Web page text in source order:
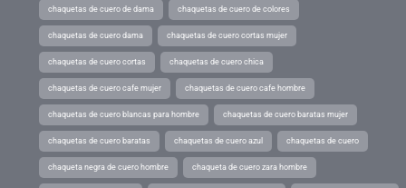
chaquetas de cuero de dama chaquetas de cuero de colores
chaquetas de cuero dama chaquetas de cuero cortas mujer
chaquetas de cuero cortas chaquetas de cuero chica
chaquetas de cuero cafe mujer chaquetas de cuero cafe hombre
chaquetas de cuero blancas para hombre chaquetas de cuero baratas mujer
chaquetas de cuero baratas chaquetas de cuero azul chaquetas de cuero
chaqueta negra de cuero hombre chaqueta de cuero zara hombre